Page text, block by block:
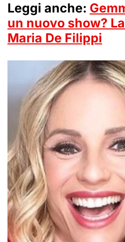
Leggi anche:
un nuovo show?
Maria De Filippi